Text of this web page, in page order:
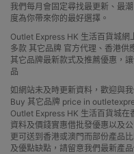
我們每月會固定尋找最更新、最
度為你帶來你的最好選擇。
Outlet Express HK 生活百貨城網
多款 其它品牌 官方代理、香港供
其它品牌最新款式及推薦優惠，
品
如網站未及時更新資料，歡迎與我
Buy 其它品牌 price in
Outlet Express HK 生活百貨城在
資料及價錢實惠借批發優惠以及公
更可送到香港或澳門而部份產品
及優點缺點，請留意我們最新產